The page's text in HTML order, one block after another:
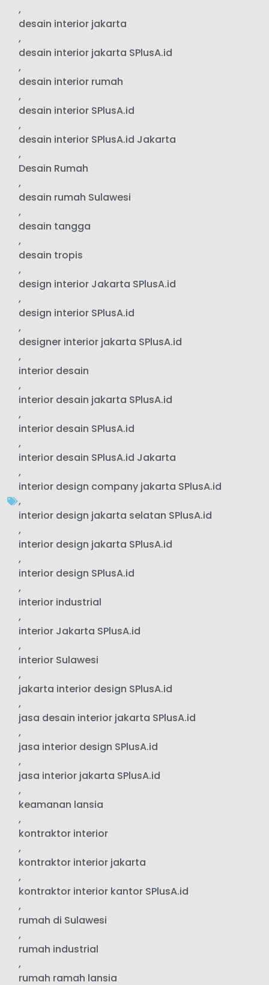
,
desain interior jakarta
,
desain interior jakarta SPlusA.id
,
desain interior rumah
,
desain interior SPlusA.id
,
desain interior SPlusA.id Jakarta
,
Desain Rumah
,
desain rumah Sulawesi
,
desain tangga
,
desain tropis
,
design interior Jakarta SPlusA.id
,
design interior SPlusA.id
,
designer interior jakarta SPlusA.id
,
interior desain
,
interior desain jakarta SPlusA.id
,
interior desain SPlusA.id
,
interior desain SPlusA.id Jakarta
,
interior design company jakarta SPlusA.id
,
interior design jakarta selatan SPlusA.id
,
interior design jakarta SPlusA.id
,
interior design SPlusA.id
,
interior industrial
,
interior Jakarta SPlusA.id
,
interior Sulawesi
,
jakarta interior design SPlusA.id
,
jasa desain interior jakarta SPlusA.id
,
jasa interior design SPlusA.id
,
jasa interior jakarta SPlusA.id
,
keamanan lansia
,
kontraktor interior
,
kontraktor interior jakarta
,
kontraktor interior kantor SPlusA.id
,
rumah di Sulawesi
,
rumah industrial
,
rumah ramah lansia